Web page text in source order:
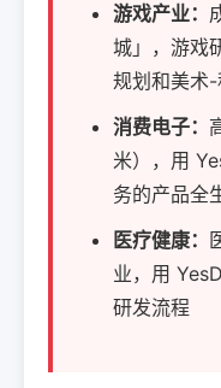
游戏产业：
城」，游戏
规划和美术-
消费电子：
米），用
务的产品全
医疗健康：
业，用
研发流程